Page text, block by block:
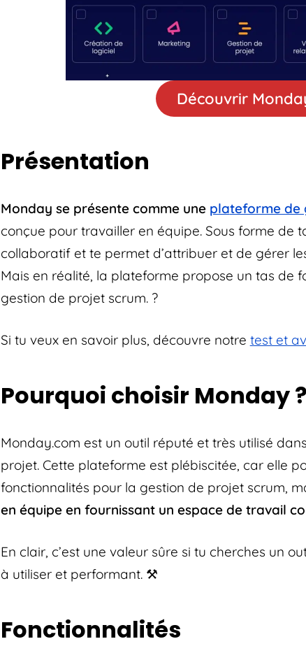
Découvrir
Présentation
Monday se présente comme une plateforme de
conçue pour travailler en équipe. Sous forme de
collaboratif et te permet d’attribuer et de gérer
Mais en réalité, la plateforme propose un tas de
gestion de projet scrum. ?
Si tu veux en savoir plus, découvre notre test et
Pourquoi choisir Monday ?
Monday.com est un outil réputé et très utilisé
projet. Cette plateforme est plébiscitée, car elle
fonctionnalités pour la gestion de projet scrum,
en équipe en fournissant un espace de travail
En clair, c’est une valeur sûre si tu cherches un
à utiliser et performant. ⚒️
Fonctionnalités